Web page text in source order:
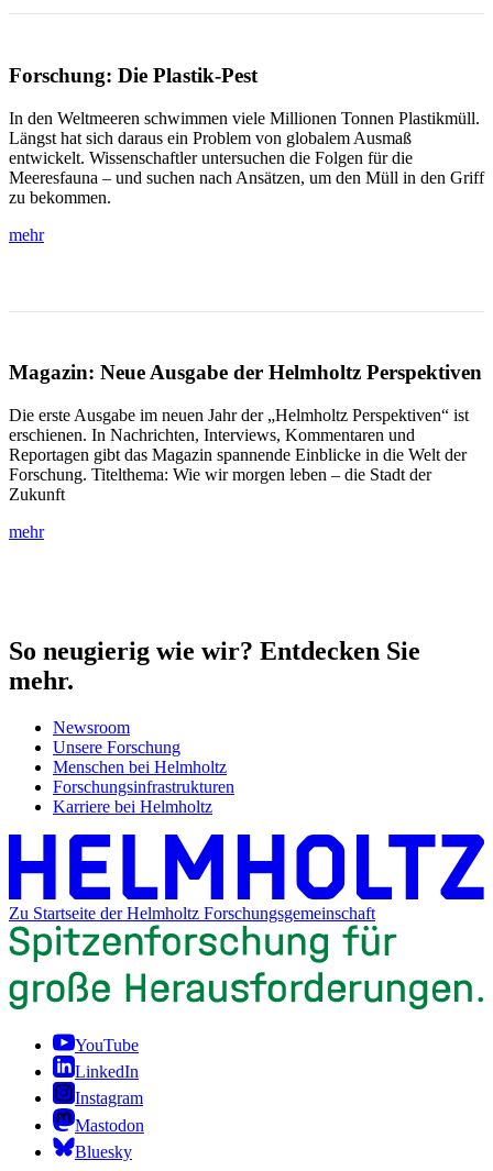
Forschung: Die Plastik-Pest
In den Weltmeeren schwimmen viele Millionen Tonnen Plastikmüll.
Längst hat sich daraus ein Problem von globalem Ausmaß
entwickelt. Wissenschaftler untersuchen die Folgen für die
Meeresfauna – und suchen nach Ansätzen, um den Müll in den Griff
zu bekommen.
mehr
Magazin: Neue Ausgabe der Helmholtz Perspektiven
Die erste Ausgabe im neuen Jahr der „Helmholtz Perspektiven“ ist
erschienen. In Nachrichten, Interviews, Kommentaren und
Reportagen gibt das Magazin spannende Einblicke in die Welt der
Forschung. Titelthema: Wie wir morgen leben – die Stadt der
Zukunft
mehr
So neugierig wie wir? Entdecken Sie
mehr.
Newsroom
Unsere Forschung
Menschen bei Helmholtz
Forschungsinfrastrukturen
Karriere bei Helmholtz
Zu Startseite der Helmholtz Forschungsgemeinschaft
YouTube
LinkedIn
Instagram
Mastodon
Bluesky